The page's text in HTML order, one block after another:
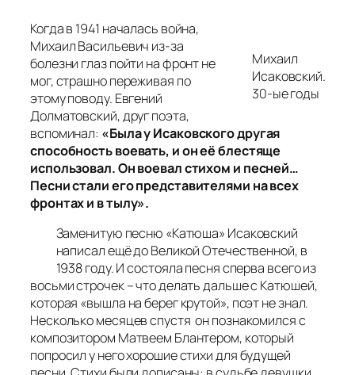
Михаил
Исаковский.
30-ые годы
Когда в 1941 началась война,
Михаил Васильевич из-за
болезни глаз пойти на фронт не
мог, страшно переживая по
этому поводу. Евгений
Долматовский, друг поэта,
вспоминал: «Была у Исаковского другая
способность воевать, и он её блестяще
использовал. Он воевал стихом и песней…
Песни стали его представителями на всех
фронтах и в тылу».
Заменитую песню «Катюша» Исаковский
написал ещё до Великой Отечественной, в
1938 году. И состояла песня сперва всего из
восьми строчек – что делать дальше с Катюшей,
которая «вышла на берег крутой», поэт не знал.
Несколько месяцев спустя он познакомился с
композитором Матвеем Блантером, который
попросил у него хорошие стихи для будущей